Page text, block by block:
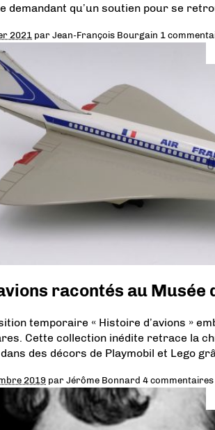
demandant qu’un soutien pour se
2021 parJean-François Bourgain 1
racontés au Musée
temporaire « Histoire d’avions »
Cette collection inédite retrace la
des décors de Playmobil et Lego
2019 parJérôme Bonnard 4 commentaires